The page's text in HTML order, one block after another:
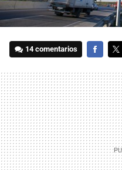
14 comentarios